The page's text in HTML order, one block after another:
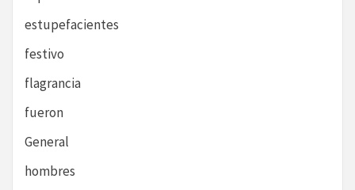
estupefacientes
festivo
flagrancia
fueron
General
hombres